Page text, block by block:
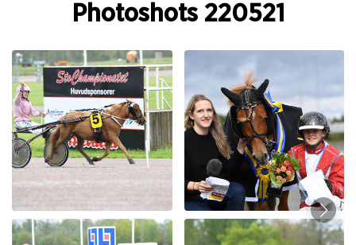
Photoshots 220521